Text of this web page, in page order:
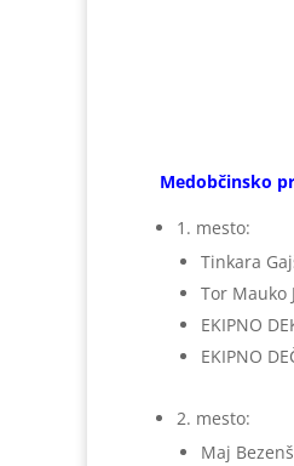
Medobčinsko
1. mesto:
Tinkara
Tor Mauko
EKIPNO
EKIPNO
2. mesto:
Maj